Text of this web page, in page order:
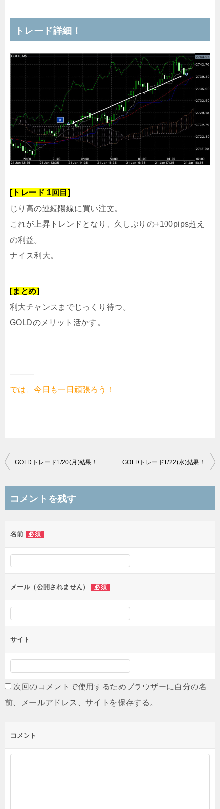
トレード詳細！
[トレード 1回目]
じり高の連続陽線に買い注文。
これが上昇トレンドとなり、久しぶりの+100pips超え
の利益。
ナイス利大。
[まとめ]
利大チャンスまでじっくり待つ。
GOLDのメリット活かす。
———
では、今日も一日頑張ろう！
投
ビ
ー
シ
ョ
ン
GOLDトレード1/20(月)結果！ GOLDトレード1/22(水)結果！
コメントを残す
名前 必須
メール（公開されません） 必須
サイト
次回のコメントで使用するためブラウザーに自分の名
前、メールアドレス、サイトを保存する。
コメント